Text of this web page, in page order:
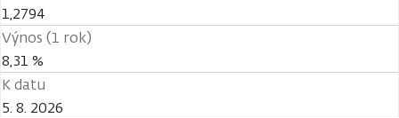
1,2794
Výnos (1 rok)
8,31 %
K datu
5. 8. 2026